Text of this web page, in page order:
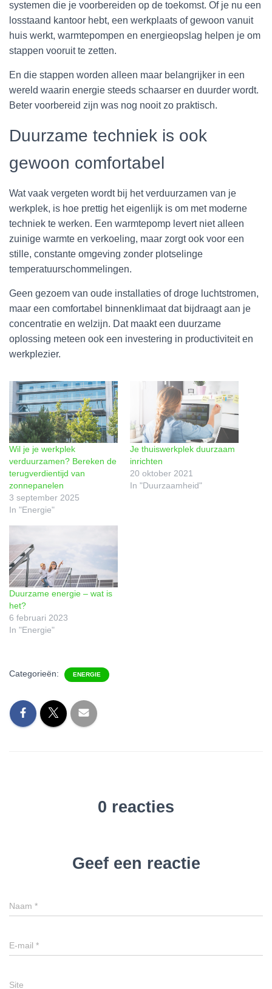
systemen die je voorbereiden op de toekomst. Of je nu een
losstaand kantoor hebt, een werkplaats of gewoon vanuit
huis werkt, warmtepompen en energieopslag helpen je om
stappen vooruit te zetten.
En die stappen worden alleen maar belangrijker in een
wereld waarin energie steeds schaarser en duurder wordt.
Beter voorbereid zijn was nog nooit zo praktisch.
Duurzame techniek is ook
gewoon comfortabel
Wat vaak vergeten wordt bij het verduurzamen van je
werkplek, is hoe prettig het eigenlijk is om met moderne
techniek te werken. Een warmtepomp levert niet alleen
zuinige warmte en verkoeling, maar zorgt ook voor een
stille, constante omgeving zonder plotselinge
temperatuurschommelingen.
Geen gezoem van oude installaties of droge luchtstromen,
maar een comfortabel binnenklimaat dat bijdraagt aan je
concentratie en welzijn. Dat maakt een duurzame
oplossing meteen ook een investering in productiviteit en
werkplezier.
Wil je je werkplek
verduurzamen? Bereken de
terugverdientijd van
zonnepanelen
3 september 2025
In "Energie"
Je thuiswerkplek duurzaam
inrichten
20 oktober 2021
In "Duurzaamheid"
Duurzame energie – wat is
het?
6 februari 2023
In "Energie"
Categorieën: ENERGIE
0 reacties
Geef een reactie
Naam *
E-mail *
Site